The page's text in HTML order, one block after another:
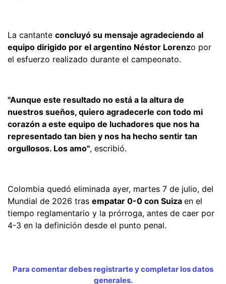
La cantante concluyó su mensaje agradeciendo al
equipo dirigido por el argentino Néstor Lorenzo por
el esfuerzo realizado durante el campeonato.
"Aunque este resultado no está a la altura de
nuestros sueños, quiero agradecerle con todo mi
corazón a este equipo de luchadores que nos ha
representado tan bien y nos ha hecho sentir tan
orgullosos. Los amo", escribió.
Colombia quedó eliminada ayer, martes 7 de julio, del
Mundial de 2026 tras empatar 0-0 con Suiza en el
tiempo reglamentario y la prórroga, antes de caer por
4-3 en la definición desde el punto penal.
Para comentar debes registrarte y completar los datos
generales.